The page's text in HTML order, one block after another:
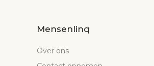
Mensenlinq
Over ons